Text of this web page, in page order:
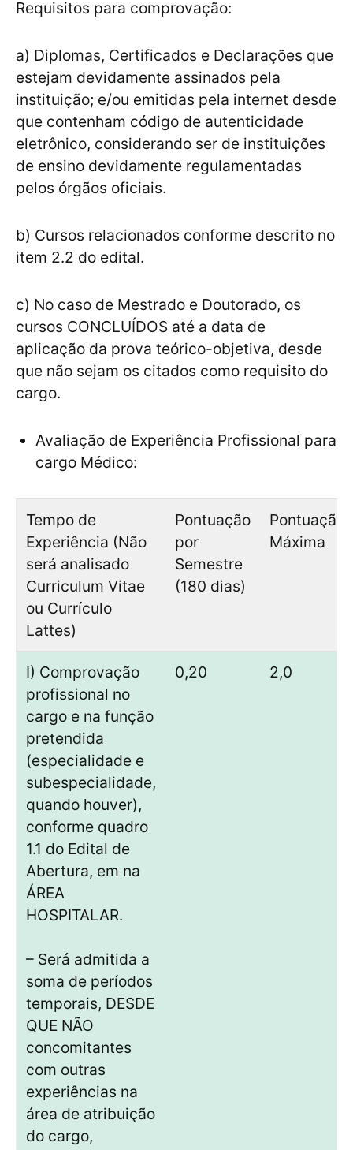
Requisitos para comprovação:
a) Diplomas, Certificados e Declarações que
estejam devidamente assinados pela
instituição; e/ou emitidas pela internet desde
que contenham código de autenticidade
eletrônico, considerando ser de instituições
de ensino devidamente regulamentadas
pelos órgãos oficiais.
b) Cursos relacionados conforme descrito no
item 2.2 do edital.
c) No caso de Mestrado e Doutorado, os
cursos CONCLUÍDOS até a data de
aplicação da prova teórico-objetiva, desde
que não sejam os citados como requisito do
cargo.
Avaliação de Experiência Profissional para
cargo Médico:
Tempo de
Experiência (Não
será analisado
Curriculum Vitae
ou Currículo
Lattes)
Pontuação
por
Semestre
(180 dias)
Pontuação
Máxima
I) Comprovação
profissional no
cargo e na função
pretendida
(especialidade e
subespecialidade,
quando houver),
conforme quadro
1.1 do Edital de
Abertura, em na
ÁREA
HOSPITALAR.
– Será admitida a
soma de períodos
temporais, DESDE
QUE NÃO
concomitantes
com outras
experiências na
área de atribuição
do cargo,
0,20 2,0